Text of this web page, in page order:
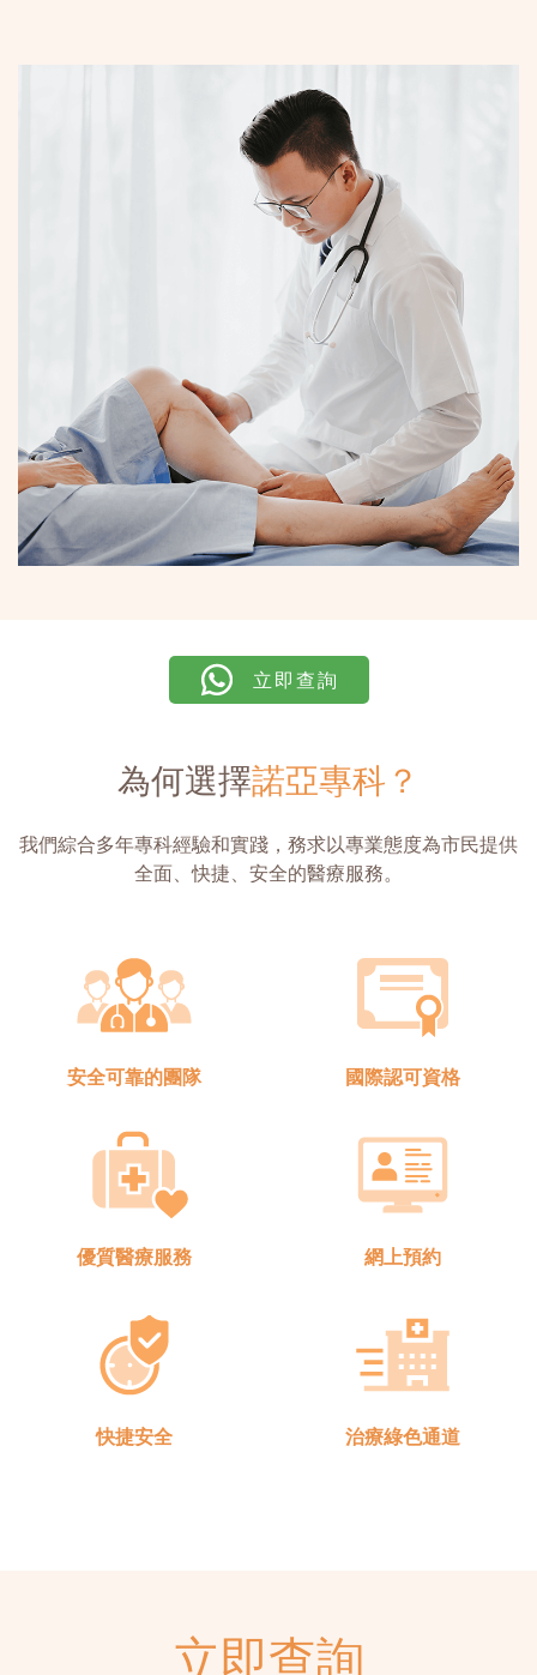
立即查詢
為何選擇諾亞專科？
我們綜合多年專科經驗和實踐，務求以專業態度為市民提供
全面、快捷、安全的醫療服務。
安全可靠的團隊 國際認可資格
優質醫療服務 網上預約
快捷安全 治療綠色通道
立即查詢